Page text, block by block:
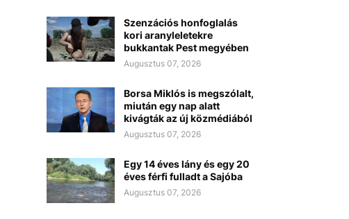
Szenzációs honfoglalás
kori aranyleletekre
bukkantak Pest megyében
Augusztus 07, 2026
Borsa Miklós is megszólalt,
miután egy nap alatt
kivágták az új közmédiából
Augusztus 07, 2026
Egy 14 éves lány és egy 20
éves férfi fulladt a Sajóba
Augusztus 07, 2026